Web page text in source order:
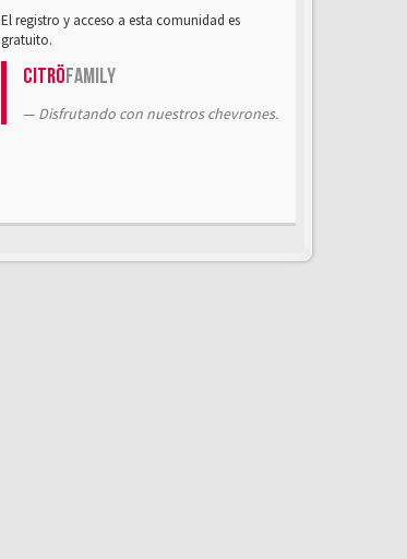
El registro y acceso a esta comunidad es
gratuito.
CitröFamily
Disfrutando con nuestros chevrones.